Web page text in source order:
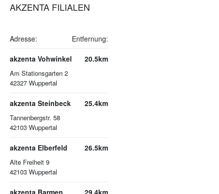
AKZENTA FILIALEN
Adresse: Entfernung:
akzenta Vohwinkel
Am Stationsgarten 2
42327 Wuppertal
20.5km
akzenta Steinbeck
Tannenbergstr. 58
42103 Wuppertal
25.4km
akzenta Elberfeld
Alte Freiheit 9
42103 Wuppertal
26.5km
akzenta Barmen 29.4km